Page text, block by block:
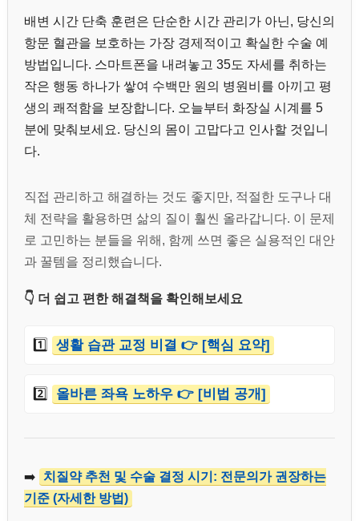
배변 시간 단축 훈련은 단순한 시간 관리가 아닌, 당신의
항문 혈관을 보호하는 가장 경제적이고 확실한 수술 예
방법입니다. 스마트폰을 내려놓고 35도 자세를 취하는
작은 행동 하나가 쌓여 수백만 원의 병원비를 아끼고 평
생의 쾌적함을 보장합니다. 오늘부터 화장실 시계를 5
분에 맞춰보세요. 당신의 몸이 고맙다고 인사할 것입니
다.
직접 관리하고 해결하는 것도 좋지만, 적절한 도구나 대
체 전략을 활용하면 삶의 질이 훨씬 올라갑니다. 이 문제
로 고민하는 분들을 위해, 함께 쓰면 좋은 실용적인 대안
과 꿀템을 정리했습니다.
👇 더 쉽고 편한 해결책을 확인해보세요
1️⃣ 생활 습관 교정 비결 👉 [핵심 요약]
2️⃣ 올바른 좌욕 노하우 👉 [비법 공개]
➡️ 치질약 추천 및 수술 결정 시기: 전문의가 권장하는
기준 (자세한 방법)